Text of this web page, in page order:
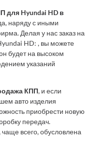
для Hyundai HD в
наряду с иными
Делая у нас заказ на
HD: , вы можете
будет на высоком
указаний
КПП, и если
авто изделия
приобрести новую
передач.
чаще всего, обусловлена